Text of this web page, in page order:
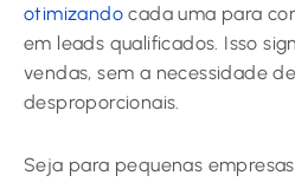
otimizando cada uma para
em leads qualificados. Isso
vendas, sem a necessidade
desproporcionais.
Seja para pequenas